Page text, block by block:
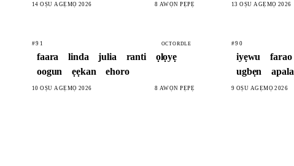
14 OṢÙ AGẸMỌ 2026 8 AWỌN PẸPẸ 13 OṢÙ AGẸMỌ 2026
#91 OCTORDLE
faara linda julia ranti
ọlọyẹ
oogun
ẹẹkan ehoro
10 OṢÙ AGẸMỌ 2026 8 AWỌN PẸPẸ
#90
iyẹwu farao
ugbẹn
apala
9 OṢÙ AGẸMỌ 2026